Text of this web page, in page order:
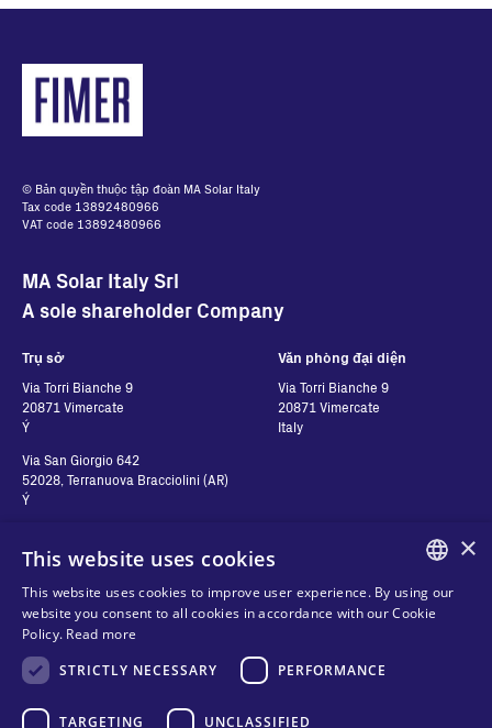
© Bản quyền thuộc tập đoàn MA Solar Italy
Tax code 13892480966
VAT code 13892480966
MA Solar Italy Srl
A sole shareholder Company
Trụ sở
Via Torri Bianche 9
20871 Vimercate
Ý
Via San Giorgio 642
52028, Terranuova Bracciolini (AR)
Ý
Văn phòng đại diện
Via Torri Bianche 9
20871 Vimercate
Italy
Hãy liên hệ với chúng
tôi
Hãy liên hệ với chúng tôi
Nơi để mua hàng
Theo dõi chúng tôi
Quyền riêng tư
ENGLISH
×
This website uses cookies
This website uses cookies to improve user experience. By using our
website you consent to all cookies in accordance with our Cookie
Policy. Read more
STRICTLY NECESSARY
PERFORMANCE
TARGETING UNCLASSIFIED